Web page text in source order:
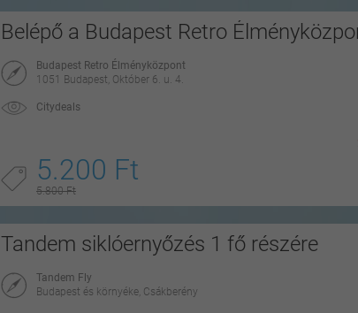
Belépő a Budapest Retro
Budapest Retro Élményközpont
1051 Budapest, Október 6. u. 4.
Citydeals
5.200 Ft
5.800 Ft
Tandem siklóernyőzés 1 fő részére
Tandem Fly
Budapest és környéke, Csákberény